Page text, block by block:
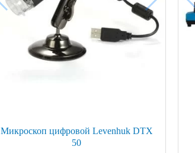
Микроскоп цифровой Levenhuk DTX
50